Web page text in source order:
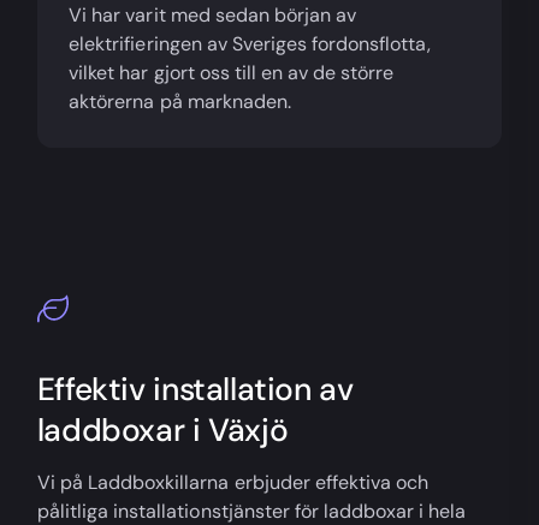
Vi har varit med sedan början av
elektrifieringen av Sveriges fordonsflotta,
vilket har gjort oss till en av de större
aktörerna på marknaden.
Effektiv installation av
laddboxar i Växjö
Vi på Laddboxkillarna erbjuder effektiva och
pålitliga installationstjänster för laddboxar i hela